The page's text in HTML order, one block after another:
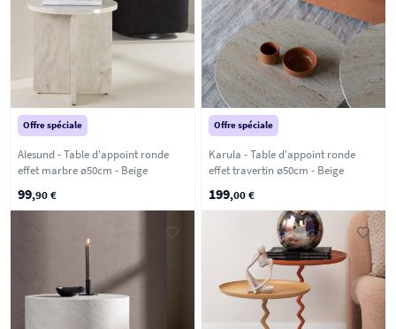
Offre spéciale
Alesund - Table d'appoint ronde
effet marbre ø50cm - Beige
99,90 €
Offre spéciale
Karula - Table d'appoint ronde
effet travertin ø50cm - Beige
199,00 €